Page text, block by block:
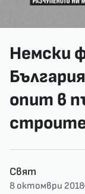
Немски
опит в
Свят
8 октомври 2018